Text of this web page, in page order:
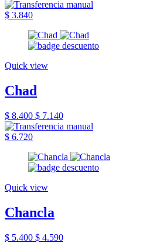
$ 3.840
Quick view
Chad
$ 8.400 $ 7.140
$ 6.720
Quick view
Chancla
$ 5.400 $ 4.590